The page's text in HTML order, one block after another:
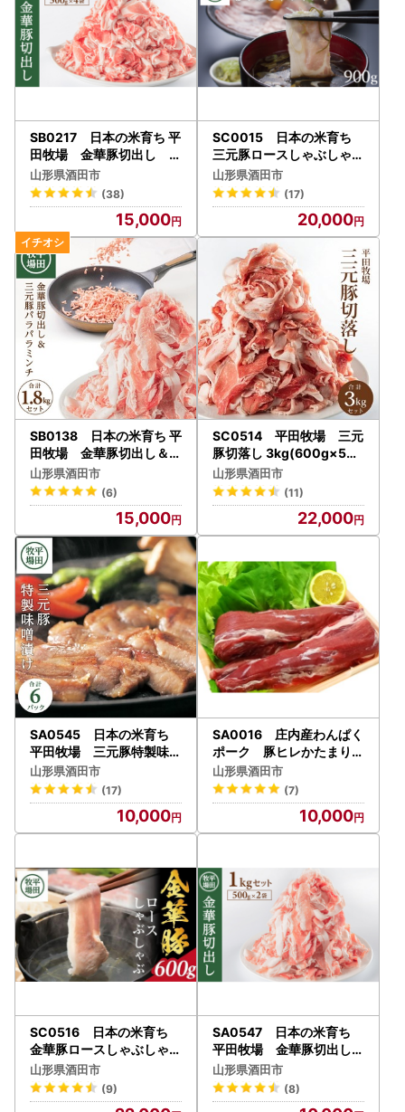
SB0217 日本の米育ち 平
田牧場 金華豚切出し 2
kg(500g×4パック)
山形県酒田市
(38)
15,000
SC0015 日本の米育ち
三元豚ロースしゃぶしゃぶ
ギフト
山形県酒田市
(17)
20,000
SB0138 日本の米育ち 平
田牧場 金華豚切出し＆三
元豚パラパラミンチ
山形県酒田市
(6)
15,000
SC0514 平田牧場 三元
豚切落し 3kg(600g×5パ
ック)
山形県酒田市
(11)
22,000
SA0545 日本の米育ち
平田牧場 三元豚特製味噌
漬け6枚
山形県酒田市
(17)
10,000
SA0016 庄内産わんぱく
ポーク 豚ヒレかたまり2
本
山形県酒田市
(7)
10,000
SC0516 日本の米育ち
金華豚ロースしゃぶしゃぶ
ギフト
山形県酒田市
(9)
SA0547 日本の米育ち
平田牧場 金華豚切出し
1kg(500g×2パック)
山形県酒田市
(8)